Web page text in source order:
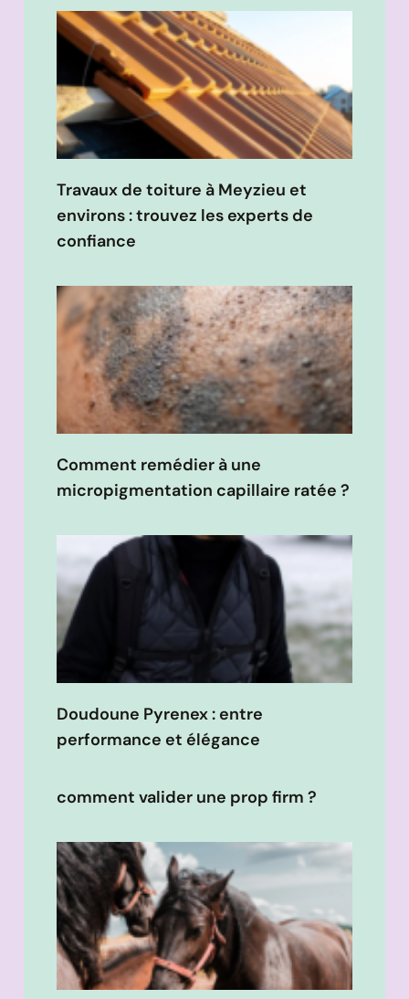
Travaux de toiture à Meyzieu et
environs : trouvez les experts de
confiance
Comment remédier à une
micropigmentation capillaire ratée ?
Doudoune Pyrenex : entre
performance et élégance
comment valider une prop firm ?